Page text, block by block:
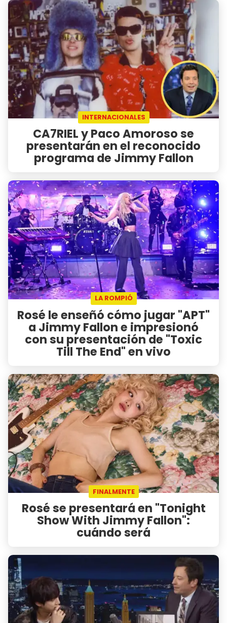
INTERNACIONALES
CA7RIEL y Paco Amoroso se
presentarán en el reconocido
programa de Jimmy Fallon
LA ROMPIÓ
Rosé le enseñó cómo jugar "APT"
a Jimmy Fallon e impresionó
con su presentación de "Toxic
Till The End" en vivo
FINALMENTE
Rosé se presentará en "Tonight
Show With Jimmy Fallon":
cuándo será